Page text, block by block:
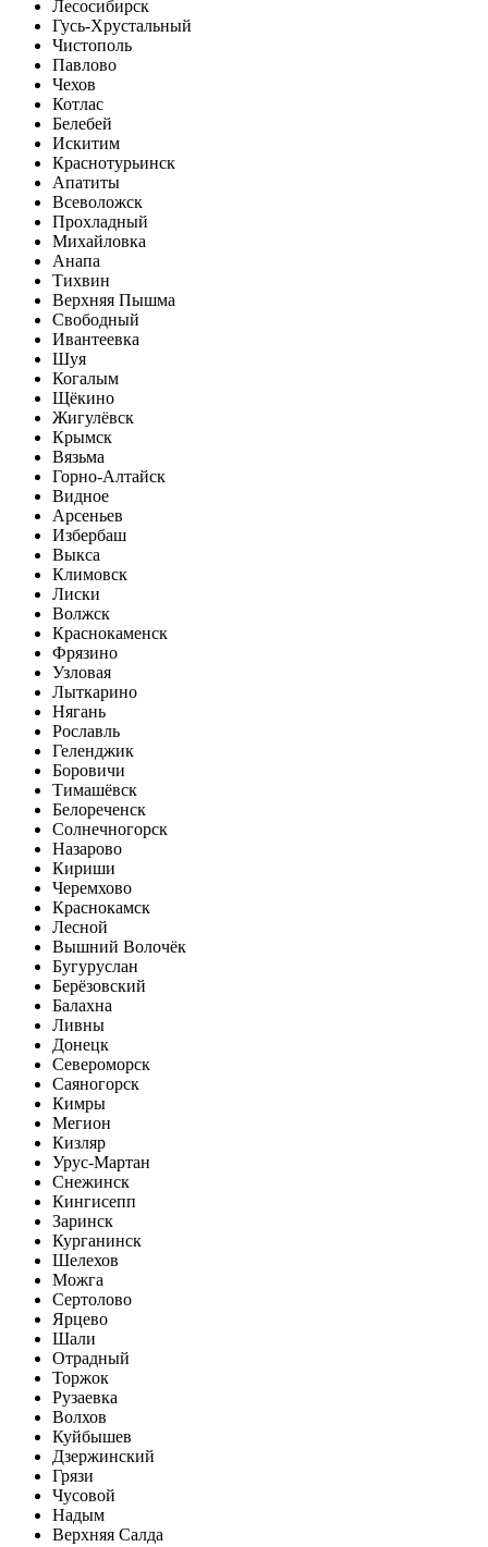
Лесосибирск
Гусь-Хрустальный
Чистополь
Павлово
Чехов
Котлас
Белебей
Искитим
Краснотурьинск
Апатиты
Всеволожск
Прохладный
Михайловка
Анапа
Тихвин
Верхняя Пышма
Свободный
Ивантеевка
Шуя
Когалым
Щёкино
Жигулёвск
Крымск
Вязьма
Горно-Алтайск
Видное
Арсеньев
Избербаш
Выкса
Климовск
Лиски
Волжск
Краснокаменск
Фрязино
Узловая
Лыткарино
Нягань
Рославль
Геленджик
Боровичи
Тимашёвск
Белореченск
Солнечногорск
Назарово
Кириши
Черемхово
Краснокамск
Лесной
Вышний Волочёк
Бугуруслан
Берёзовский
Балахна
Ливны
Донецк
Североморск
Саяногорск
Кимры
Мегион
Кизляр
Урус-Мартан
Снежинск
Кингисепп
Заринск
Курганинск
Шелехов
Можга
Сертолово
Ярцево
Шали
Отрадный
Торжок
Рузаевка
Волхов
Куйбышев
Дзержинский
Грязи
Чусовой
Надым
Верхняя Салда